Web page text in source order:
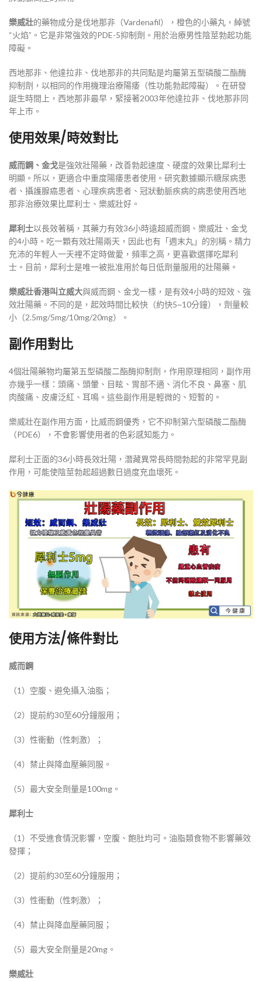
樂威壯的藥物成分是伐地那非（Vardenafil），橙色的小藥丸，綽號
“火焰”。它是非常強效的PDE-5抑制劑。用於治療男性陰莖勃起功能
障礙。
西地那非、他達拉非、伐地那非的共同點是均屬第五型磷酸二酯酶
抑制劑，以相同的作用機理治療陽痿（性功能勃起障礙）。在研發
誕生時間上，西地那非最早，緊接著2003年他達拉非、伐地那非同
年上市。
使用效果/時效對比
威而鋼、金戈是強效壯陽藥，改善勃起速度、硬度的效果比犀利士
明顯。所以，更適合中重度陽痿患者使用。研究數據顯示糖尿病患
者、攝護腺癌患者、心理疾病患者、冠狀動脈疾病的病患使用西地
那非治療效果比犀利士、樂威壯好。
犀利士以長效著稱，其藥力有效36小時遠超威而鋼、樂威壯、金戈
的4小時。吃一顆有效壯陽兩天，因此也有「週末丸」的別稱。精力
充沛的年輕人一天裡不定時做愛，頻率之高，更喜歡選擇吃犀利
士。目前，犀利士是唯一被批准用於每日低劑量服用的壯陽藥。
樂威壯香港叫立威大與威而鋼、金戈一樣，是有效4小時的短效、強
效壯陽藥。不同的是，起效時間比較快（約快5~10分鐘），劑量較
小（2.5mg/5mg/10mg/20mg）。
副作用對比
4個壯陽藥物均屬第五型磷酸二酯酶抑制劑，作用原理相同，副作用
亦幾乎一樣：頭痛、頭暈、目眩、胃部不適、消化不良、鼻塞、肌
肉酸痛、皮膚泛紅、耳鳴。這些副作用是輕微的、短暫的。
樂威壯在副作用方面，比威而鋼優秀，它不抑制第六型磷酸二酯酶
（PDE6），不會影響使用者的色彩感知能力。
犀利士正面的36小時長效壯陽，潛藏異常長時間勃起的非常罕見副
作用，可能使陰莖勃起超過數日過度充血壞死。
使用方法/條件對比
威而鋼
（1）空腹、避免攝入油脂；
（2）提前約30至60分鐘服用；
（3）性衝動（性刺激）；
（4）禁止與降血壓藥同服。
（5）最大安全劑量是100mg。
犀利士
（1）不受進食情況影響，空腹、飽肚均可。油脂類食物不影響藥效
發揮；
（2）提前約30至60分鐘服用；
（3）性衝動（性刺激）；
（4）禁止與降血壓藥同服；
（5）最大安全劑量是20mg。
樂威壯